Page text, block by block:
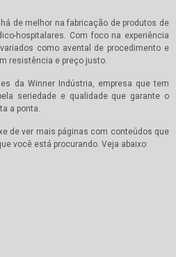
de melhor na fabricação de produtos de
hospitalares. Com foco na experiência
como avental de procedimento e
resistência e preço justo.
da Winner Indústria, empresa que tem
seriedade e qualidade que garante o
a ponta.
de ver mais páginas com conteúdos que
você está procurando. Veja abaixo: